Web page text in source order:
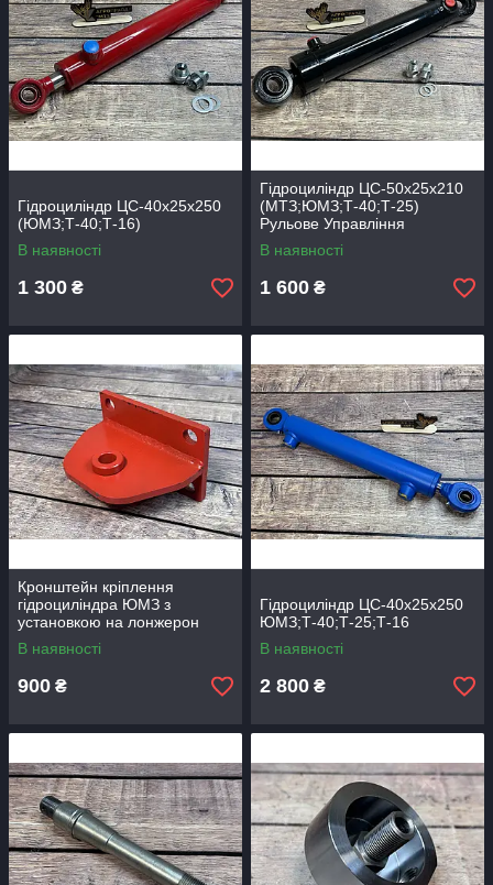
Гідроциліндр ЦС-40х25х250
(ЮМЗ;Т-40;Т-16)
В наявності
1 300 ₴
Гідроциліндр ЦС-50х25х210
(МТЗ;ЮМЗ;Т-40;Т-25)
Рульове Управління
В наявності
1 600 ₴
Кронштейн кріплення
гідроциліндра ЮМЗ з
установкою на лонжерон
В наявності
900 ₴
Гідроциліндр ЦС-40х25х250
ЮМЗ;Т-40;Т-25;Т-16
В наявності
2 800 ₴